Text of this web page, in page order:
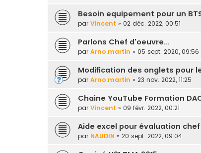
Besoin equipement pour un BTS
par Vincent » 02 déc. 2022, 00:51
Parlons Chef d'oeuvre...
par Arno.martin » 05 sept. 2020, 09:56
Modification des onglets pour
par Arno.martin » 23 nov. 2022, 11:25
Chaine YouTube Formation
par Vincent » 09 févr. 2022, 00:21
Aide excel pour évaluation
par NAUDIN » 20 sept. 2022, 09:04